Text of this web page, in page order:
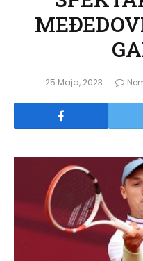
25 Maja, 2023